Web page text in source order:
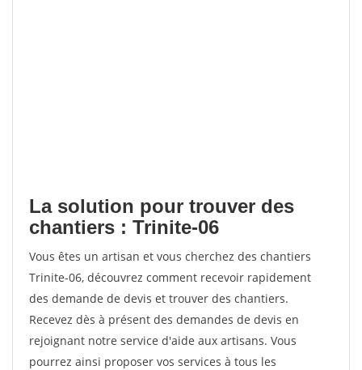
La solution pour trouver des
chantiers : Trinite-06
Vous êtes un artisan et vous cherchez des chantiers
Trinite-06, découvrez comment recevoir rapidement
des demande de devis et trouver des chantiers.
Recevez dès à présent des demandes de devis en
rejoignant notre service d'aide aux artisans. Vous
pourrez ainsi proposer vos services à tous les